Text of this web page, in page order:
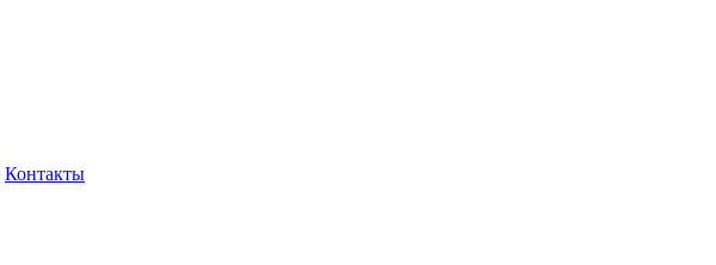
Контакты